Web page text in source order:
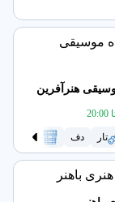
موسیقی کودک
هنرآفرین
تار دف سنتور